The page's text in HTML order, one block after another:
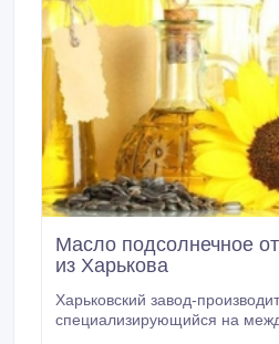
Масло подсолнечное
из Харькова
Харьковский завод-
специализирующийся на